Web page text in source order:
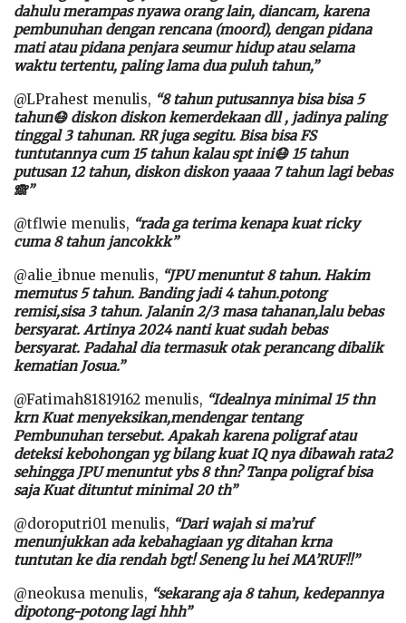
dahulu merampas nyawa orang lain, diancam, karena
pembunuhan dengan rencana (moord), dengan pidana
mati atau pidana penjara seumur hidup atau selama
waktu tertentu, paling lama dua puluh tahun,”
@LPrahest menulis, “8 tahun putusannya bisa bisa 5
tahun😷 diskon diskon kemerdekaan dll , jadinya paling
tinggal 3 tahunan. RR juga segitu. Bisa bisa FS
tuntutannya cum 15 tahun kalau spt ini😷 15 tahun
putusan 12 tahun, diskon diskon yaaaa 7 tahun lagi bebas
🙈”
@tflwie menulis, “rada ga terima kenapa kuat ricky
cuma 8 tahun jancokkk”
@alie_ibnue menulis, “JPU menuntut 8 tahun. Hakim
memutus 5 tahun. Banding jadi 4 tahun.potong
remisi,sisa 3 tahun. Jalanin 2/3 masa tahanan,lalu bebas
bersyarat. Artinya 2024 nanti kuat sudah bebas
bersyarat. Padahal dia termasuk otak perancang dibalik
kematian Josua.”
@Fatimah81819162 menulis, “Idealnya minimal 15 thn
krn Kuat menyeksikan,mendengar tentang
Pembunuhan tersebut. Apakah karena poligraf atau
deteksi kebohongan yg bilang kuat IQ nya dibawah rata2
sehingga JPU menuntut ybs 8 thn? Tanpa poligraf bisa
saja Kuat dituntut minimal 20 th”
@doroputri01 menulis, “Dari wajah si ma’ruf
menunjukkan ada kebahagiaan yg ditahan krna
tuntutan ke dia rendah bgt! Seneng lu hei MA’RUF!!”
@neokusa menulis, “sekarang aja 8 tahun, kedepannya
dipotong-potong lagi hhh”